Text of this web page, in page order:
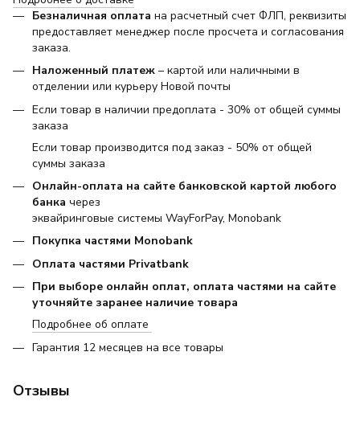
Безналичная оплата на расчетный счет ФЛП, реквизиты
предоставляет менеджер после просчета и согласования
заказа.
Наложенный платеж – картой или наличными в
отделении или курьеру Новой почты
Если товар в наличии предоплата - 30% от общей суммы
заказа
Если товар производится под заказ - 50% от общей
суммы заказа
Онлайн-оплата на сайте банковской картой любого
банка через
эквайринговые системы WayForPay, Monobank
Покупка частями Monobank
Оплата частями Privatbank
При выборе онлайн оплат, оплата частями на сайте
уточняйте заранее наличие товара
Подробнее об оплате
Гарантия 12 месяцев на все товары
Отзывы